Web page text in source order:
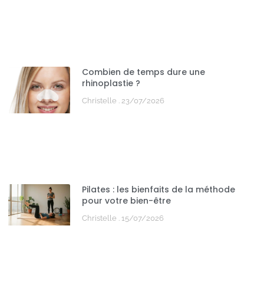
Combien de temps dure une
rhinoplastie ?
Christelle 23/07/2026
Pilates : les bienfaits de la méthode
pour votre bien-être
Christelle 15/07/2026